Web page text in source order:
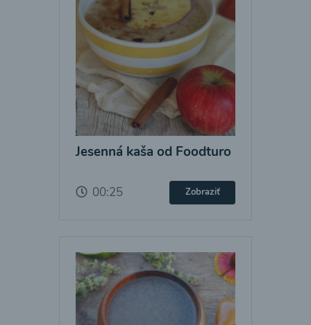
Jesenná kaša od Foodturo
00:25 Zobraziť